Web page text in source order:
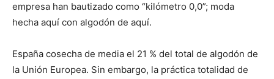
empresa han bautizado como “kilómetro 0,0”; moda
hecha aquí con algodón de aquí.
España cosecha de media el 21 % del total de algodón de
la Unión Europea. Sin embargo, la práctica totalidad de